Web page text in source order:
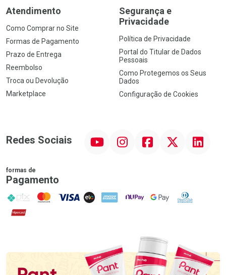
Atendimento
Como Comprar no Site
Formas de Pagamento
Prazo de Entrega
Reembolso
Troca ou Devolução
Marketplace
Segurança e
Privacidade
Política de Privacidade
Portal do Titular de Dados
Pessoais
Como Protegemos os Seus
Dados
Configuração de Cookies
Redes Sociais InstagramFacebookTwitter Linkedin
formas de
Pagamento
PIX MasterCard
VISA ELO AMEX NuPay Google PayDiners Club
Hipercard
Promoção em Destaque